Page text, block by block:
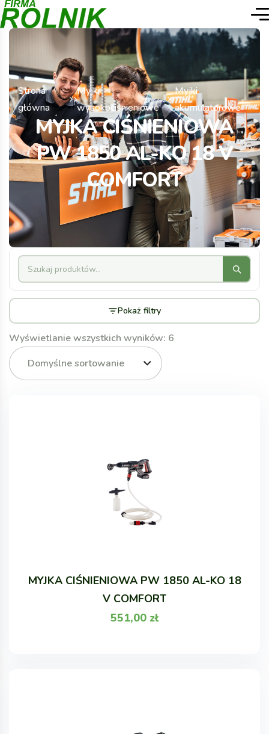
Strona
główna
Myjki
wysokociśnieniowe
Myjki
akumulatorowe
MYJKA CIŚNIENIOWA
PW 1850 AL-KO 18 V
COMFORT
Wyświetlanie wszystkich wyników: 6
Domyślne sortowanie
MYJKA CIŚNIENIOWA PW 1850 AL-KO 18
V COMFORT
551,00 zł
Pokaż filtry